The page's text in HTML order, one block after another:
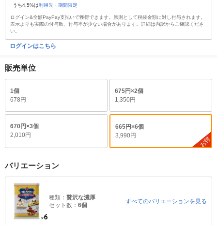
うち4.5%は利用先・期間限定
ログイン&全額PayPay支払いで獲得できます。原則として税抜金額に対し付与されます。
表示よりも実際の付与数、付与率が少ない場合があります。詳細は内訳からご確認くださ
い。
ログインはこちら
販売単位
1個
678円
675円×2個
1,350円
670円×3個
2,010円
665円×6個
3,990円
お得
バリエーション
種類： 贅沢な濃厚
セット数： 6個
すべてのバリエーションを見る